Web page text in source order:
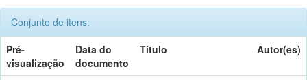
Conjunto de itens:
Pré-
visualização
Data do
documento
Título Autor(es)